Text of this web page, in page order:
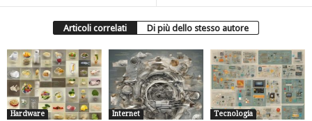
Articoli correlati Di più dello stesso autore
Hardware Internet Tecnologia